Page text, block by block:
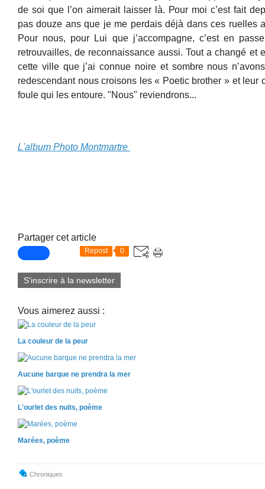
de soi que l’on aimerait laisser là. Pour moi c’est fait
pas douze ans que je me perdais déjà dans ces ruelles
Pour nous, pour Lui que j’accompagne, c’est en
retrouvailles, de reconnaissance aussi. Tout a changé et
cette ville que j’ai connue noire et sombre nous
redescendant nous croisons les « Poetic brother » et leur
foule qui les entoure. "Nous" reviendrons...
L'album Photo Montmartre
Partager cet article
Repost 0
S'inscrire à la newsletter
Vous aimerez aussi :
La couleur de la peur
Aucune barque ne prendra la mer
L'ourlet des nuits, poème
Marées, poème
Chroniques